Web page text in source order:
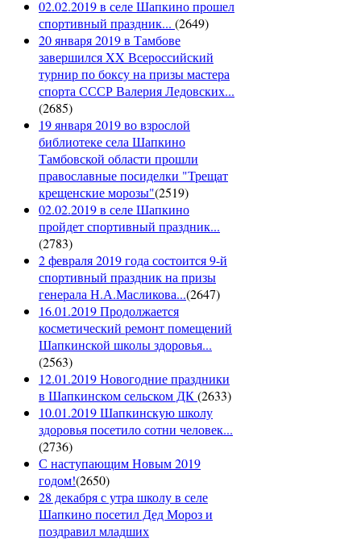
02.02.2019 в селе Шапкино прошел
спортивный праздник... (2649)
20 января 2019 в Тамбове
завершился XX Всероссийский
турнир по боксу на призы мастера
спорта СССР Валерия Ледовских...
(2685)
19 января 2019 во взрослой
библиотеке села Шапкино
Тамбовской области прошли
православные посиделки "Трещат
крещенские морозы"(2519)
02.02.2019 в селе Шапкино
пройдет спортивный праздник...
(2783)
2 февраля 2019 года состоится 9-й
спортивный праздник на призы
генерала Н.А.Масликова...(2647)
16.01.2019 Продолжается
косметический ремонт помещений
Шапкинской школы здоровья...
(2563)
12.01.2019 Новогодние праздники
в Шапкинском сельском ДК(2633)
10.01.2019 Шапкинскую школу
здоровья посетило сотни человек...
(2736)
С наступающим Новым 2019
годом!(2650)
28 декабря с утра школу в селе
Шапкино посетил Дед Мороз и
поздравил младших